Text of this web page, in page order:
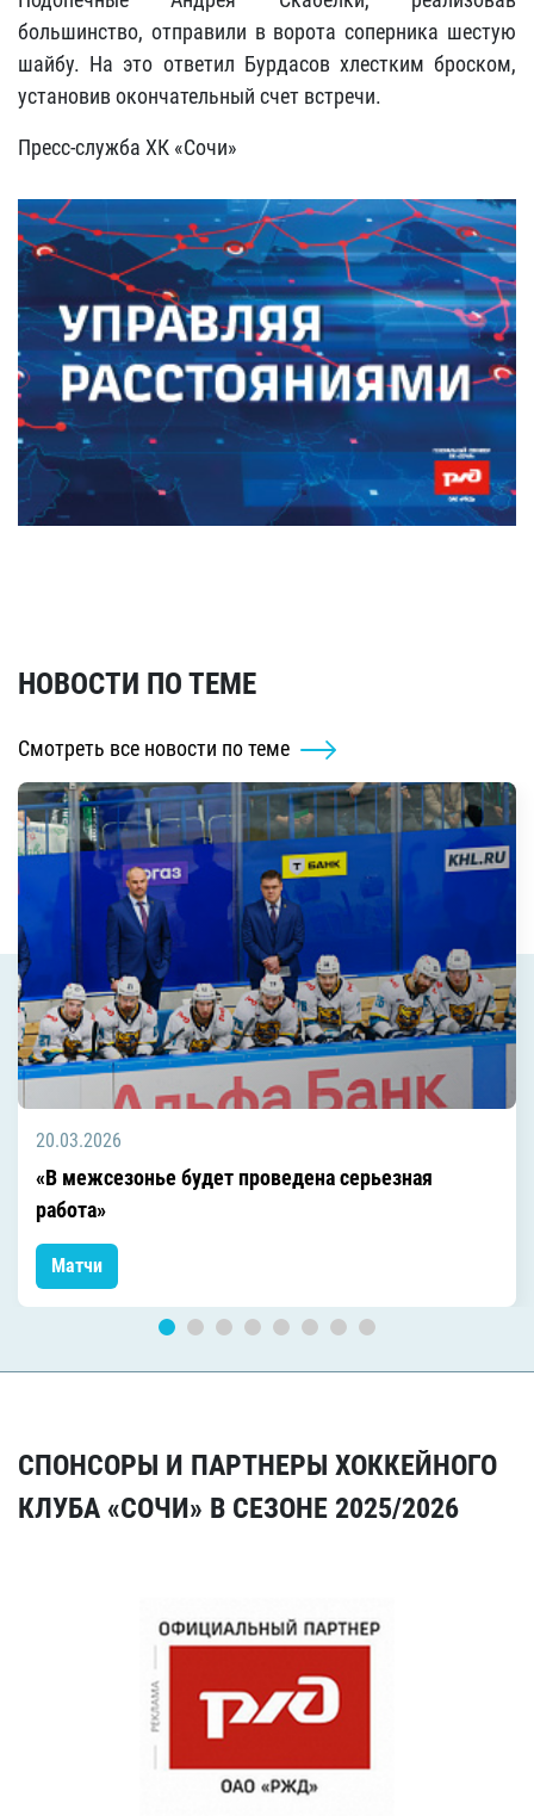
большинство, отправили в ворота соперника шестую
шайбу. На это ответил Бурдасов хлестким броском,
установив окончательный счет встречи.
Пресс-служба ХК «Сочи»
НОВОСТИ ПО ТЕМЕ
Смотреть все новости по теме
20.03.2026
«В межсезонье будет проведена серьезная
работа»
Матчи
СПОНСОРЫ И ПАРТНЕРЫ ХОККЕЙНОГО
КЛУБА «СОЧИ» В СЕЗОНЕ 2025/2026